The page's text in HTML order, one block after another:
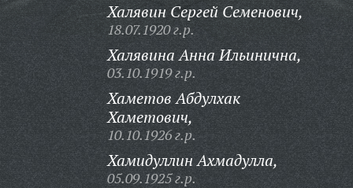
Халявин Сергей Семенович,
18.07.1920 г.р.
Халявина Анна Ильинична,
03.10.1919 г.р.
Хаметов Абдулхак
Хаметович,
10.10.1926 г.р.
Хамидуллин Ахмадулла,
05.09.1925 г.р.